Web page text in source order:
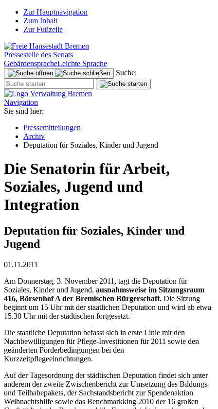
Zur Hauptnavigation
Zum Inhalt
Zur Fußzeile
Pressestelle des Senats
GebärdenspracheLeichte Sprache
Suche:
Navigation
Sie sind hier:
Pressemitteilungen
Archiv
Deputation für Soziales, Kinder und Jugend
Die Senatorin für Arbeit,
Soziales, Jugend und
Integration
Deputation für Soziales, Kinder und
Jugend
01.11.2011
Am Donnerstag, 3. November 2011, tagt die Deputation für
Soziales, Kinder und Jugend, ausnahmsweise im Sitzungsraum
416, Börsenhof A der Bremischen Bürgerschaft. Die Sitzung
beginnt um 15 Uhr mit der staatlichen Deputation und wird ab etwa
15.30 Uhr mit der städtischen fortgesetzt.
Die staatliche Deputation befasst sich in erste Linie mit den
Nachbewilligungen für Pflege-Investitionen für 2011 sowie den
geänderten Förderbedingungen bei den
Kurzzeitpflegeeinrichtungen.
Auf der Tagesordnung der städtischen Deputation findet sich unter
anderem der zweite Zwischenbericht zur Umsetzung des Bildungs-
und Teilhabepakets, der Sachstandsbericht zur Spendenaktion
Weihnachtshilfe sowie das Benchmarkking 2010 der 16 großen